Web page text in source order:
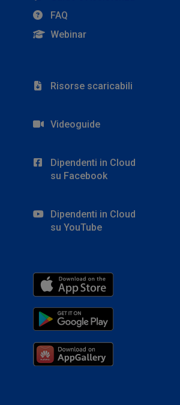
FAQ
Webinar
Risorse scaricabili
Videoguide
Dipendenti in Cloud
su Facebook
Dipendenti in Cloud
su YouTube